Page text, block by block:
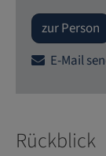
zur Person
E-Mail
Rückblick